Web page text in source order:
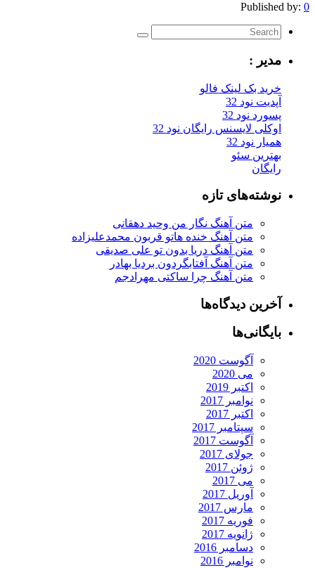
Published by: 0
مدیر :
خرید بک لینک فالو
آپدیت نود 32
پسورد نود 32
اوکلی لایسنس رایگان نود 32
همیار نود 32
بهترین سئو
رایگان
نوشته‌های تازه
متن آهنگ نگار من وحید دهقانی
متن آهنگ خنده هاتو قربون محمدعلیزاده
متن آهنگ دریا بدون تو علی صدیقی
متن آهنگ آفتابگردون بردیا بهادر
متن آهنگ چرا ساکتی مهرادجم
آخرین دیدگاه‌ها
بایگانی‌ها
آگوست 2020
می 2020
اکتبر 2019
نوامبر 2017
اکتبر 2017
سپتامبر 2017
آگوست 2017
جولای 2017
ژوئن 2017
می 2017
آوریل 2017
مارس 2017
فوریه 2017
ژانویه 2017
دسامبر 2016
نوامبر 2016